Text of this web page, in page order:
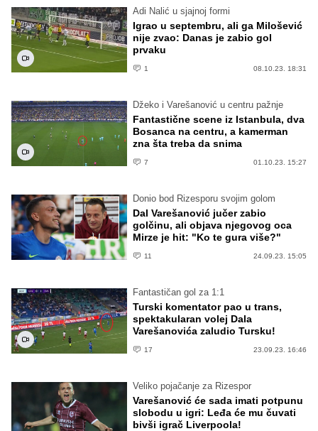
Adi Nalić u sjajnoj formi
Igrao u septembru, ali ga Milošević
nije zvao: Danas je zabio gol
prvaku
1 08.10.23. 18:31
Džeko i Varešanović u centru pažnje
Fantastične scene iz Istanbula, dva
Bosanca na centru, a kamerman
zna šta treba da snima
7 01.10.23. 15:27
Donio bod Rizesporu svojim golom
Dal Varešanović jučer zabio
golčinu, ali objava njegovog oca
Mirze je hit: "Ko te gura više?"
11 24.09.23. 15:05
Fantastičan gol za 1:1
Turski komentator pao u trans,
spektakularan volej Dala
Varešanovića zaludio Tursku!
17 23.09.23. 16:46
Veliko pojačanje za Rizespor
Varešanović će sada imati potpunu
slobodu u igri: Leđa će mu čuvati
bivši igrač Liverpoola!